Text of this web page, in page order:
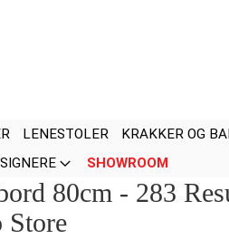
LENESTOLER KRAKKER OG
SHOWROOM
80cm - 283
Store